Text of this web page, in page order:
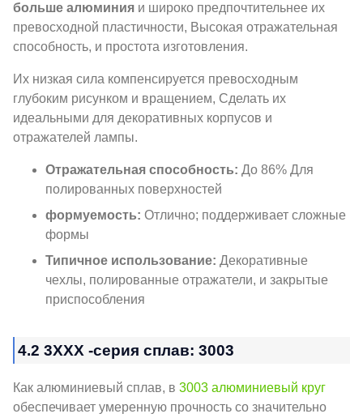
больше алюминия и широко предпочтительнее их
превосходной пластичности, Высокая отражательная
способность, и простота изготовления.
Их низкая сила компенсируется превосходным
глубоким рисунком и вращением, Сделать их
идеальными для декоративных корпусов и
отражателей лампы.
Отражательная способность: До 86% Для
полированных поверхностей
формуемость: Отлично; поддерживает сложные
формы
Типичное использование: Декоративные
чехлы, полированные отражатели, и закрытые
приспособления
4.2 3XXX -серия сплав: 3003
Как алюминиевый сплав, в 3003 алюминиевый круг
обеспечивает умеренную прочность со значительно